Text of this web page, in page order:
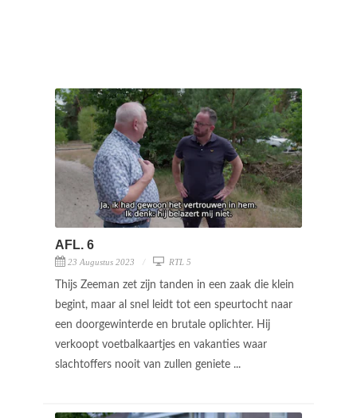
AFL. 6
23 Augustus 2023 RTL 5
Thijs Zeeman zet zijn tanden in een zaak die klein
begint, maar al snel leidt tot een speurtocht naar
een doorgewinterde en brutale oplichter. Hij
verkoopt voetbalkaartjes en vakanties waar
slachtoffers nooit van zullen geniete ...